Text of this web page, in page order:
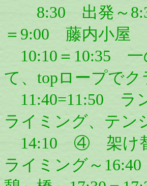
8:30 出発～
＝9:00 藤内小屋
10:10＝10:35
て、topロープで
11:40=11:50 ラ
ライミング、テン
14:10 ④ 架け替
ライミング～